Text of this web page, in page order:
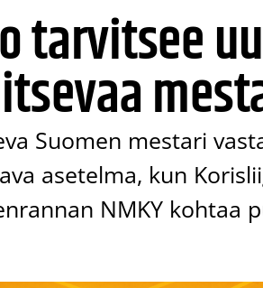
tarvitsee
Suomen mestari
asetelma, kun
NMKY kohtaa